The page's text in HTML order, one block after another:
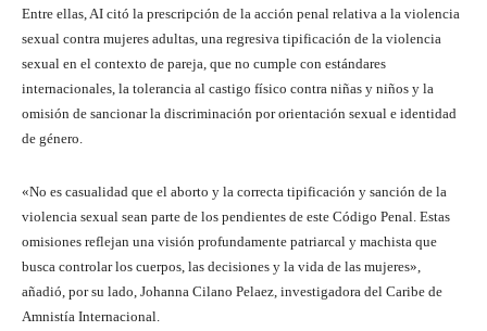
Entre ellas, AI citó la prescripción de la acción penal relativa a la violencia
sexual contra mujeres adultas, una regresiva tipificación de la violencia
sexual en el contexto de pareja, que no cumple con estándares
internacionales, la tolerancia al castigo físico contra niñas y niños y la
omisión de sancionar la discriminación por orientación sexual e identidad
de género.
«No es casualidad que el aborto y la correcta tipificación y sanción de la
violencia sexual sean parte de los pendientes de este Código Penal. Estas
omisiones reflejan una visión profundamente patriarcal y machista que
busca controlar los cuerpos, las decisiones y la vida de las mujeres»,
añadió, por su lado, Johanna Cilano Pelaez, investigadora del Caribe de
Amnistía Internacional.